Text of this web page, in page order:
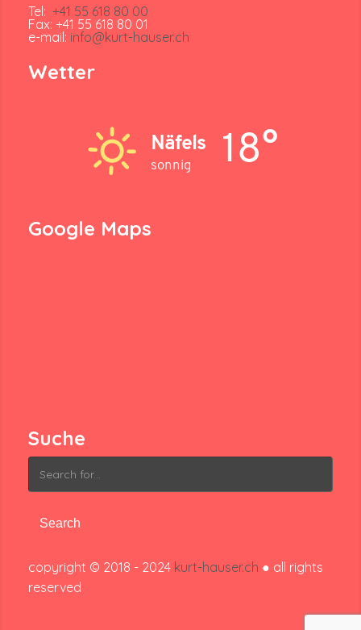
Tel: +41 55 618 80 00
Fax: +41 55 618 80 01
e-mail: info@kurt-hauser.ch
Wetter
Näfels
sonnig 18°
Google Maps
Suche
Search
for:
copyright © 2018 - 2024 kurt-hauser.ch ● all rights
reserved